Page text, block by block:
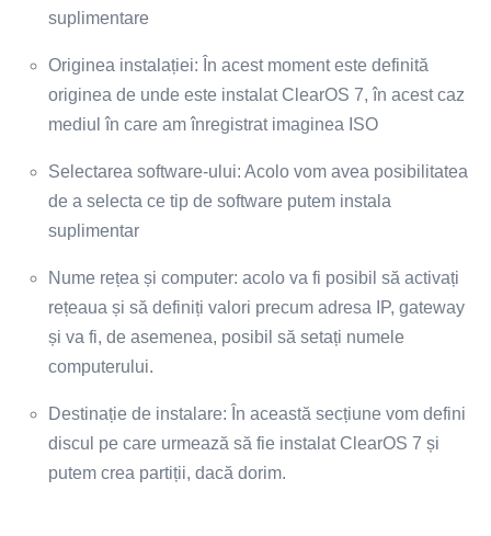
suplimentare
Originea instalației: În acest moment este definită
originea de unde este instalat ClearOS 7, în acest caz
mediul în care am înregistrat imaginea ISO
Selectarea software-ului: Acolo vom avea posibilitatea
de a selecta ce tip de software putem instala
suplimentar
Nume rețea și computer: acolo va fi posibil să activați
rețeaua și să definiți valori precum adresa IP, gateway
și va fi, de asemenea, posibil să setați numele
computerului.
Destinație de instalare: În această secțiune vom defini
discul pe care urmează să fie instalat ClearOS 7 și
putem crea partiții, dacă dorim.